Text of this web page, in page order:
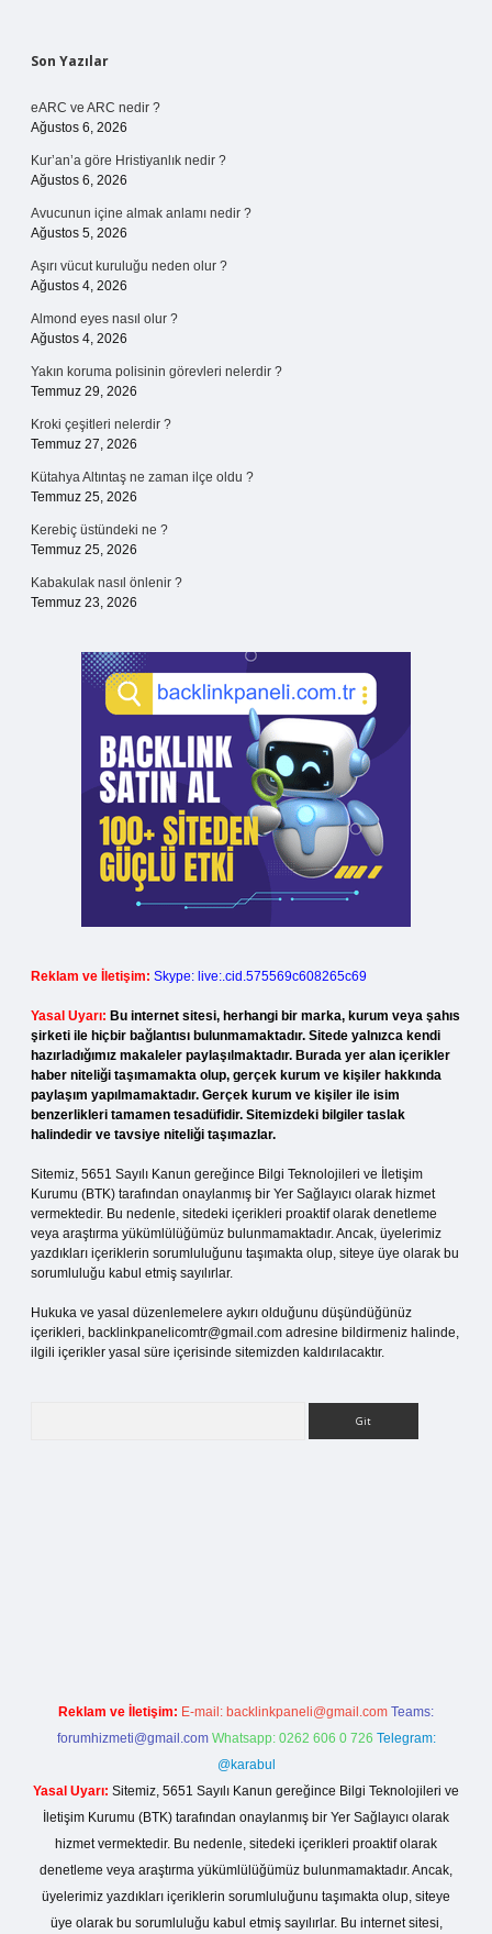
Sidebar
Son Yazılar
eARC ve ARC nedir ?
Ağustos 6, 2026
Kur’an’a göre Hristiyanlık nedir ?
Ağustos 6, 2026
Avucunun içine almak anlamı nedir ?
Ağustos 5, 2026
Aşırı vücut kuruluğu neden olur ?
Ağustos 4, 2026
Almond eyes nasıl olur ?
Ağustos 4, 2026
Yakın koruma polisinin görevleri nelerdir ?
Temmuz 29, 2026
Kroki çeşitleri nelerdir ?
Temmuz 27, 2026
Kütahya Altıntaş ne zaman ilçe oldu ?
Temmuz 25, 2026
Kerebiç üstündeki ne ?
Temmuz 25, 2026
Kabakulak nasıl önlenir ?
Temmuz 23, 2026
Reklam ve İletişim: Skype: live:.cid.575569c608265c69
Yasal Uyarı: Bu internet sitesi, herhangi bir marka, kurum veya şahıs
şirketi ile hiçbir bağlantısı bulunmamaktadır. Sitede yalnızca kendi
hazırladığımız makaleler paylaşılmaktadır. Burada yer alan içerikler
haber niteliği taşımamakta olup, gerçek kurum ve kişiler hakkında
paylaşım yapılmamaktadır. Gerçek kurum ve kişiler ile isim
benzerlikleri tamamen tesadüfidir. Sitemizdeki bilgiler taslak
halindedir ve tavsiye niteliği taşımazlar.
Sitemiz, 5651 Sayılı Kanun gereğince Bilgi Teknolojileri ve İletişim
Kurumu (BTK) tarafından onaylanmış bir Yer Sağlayıcı olarak hizmet
vermektedir. Bu nedenle, sitedeki içerikleri proaktif olarak denetleme
veya araştırma yükümlülüğümüz bulunmamaktadır. Ancak, üyelerimiz
yazdıkları içeriklerin sorumluluğunu taşımakta olup, siteye üye olarak bu
sorumluluğu kabul etmiş sayılırlar.
Hukuka ve yasal düzenlemelere aykırı olduğunu düşündüğünüz
içerikleri, backlinkpanelicomtr@gmail.com adresine bildirmeniz halinde,
ilgili içerikler yasal süre içerisinde sitemizden kaldırılacaktır.
Reklam ve İletişim: E-mail: backlinkpaneli@gmail.com Teams:
forumhizmeti@gmail.com Whatsapp: 0262 606 0 726 Telegram:
@karabul
Yasal Uyarı: Sitemiz, 5651 Sayılı Kanun gereğince Bilgi Teknolojileri ve
İletişim Kurumu (BTK) tarafından onaylanmış bir Yer Sağlayıcı olarak
hizmet vermektedir. Bu nedenle, sitedeki içerikleri proaktif olarak
denetleme veya araştırma yükümlülüğümüz bulunmamaktadır. Ancak,
üyelerimiz yazdıkları içeriklerin sorumluluğunu taşımakta olup, siteye
üye olarak bu sorumluluğu kabul etmiş sayılırlar. Bu internet sitesi,